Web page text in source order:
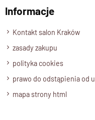
nowoczesnego wyglądu
do mniejszych salonów.
Wykończenie
Lakier półmatowy
Wyślij opinię
Informacje
Kontakt salon Kraków
zasady zakupu
polityka cookies
prawo do odstąpienia od
mapa strony html